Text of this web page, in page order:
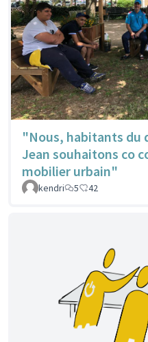
"Nous, habitants du
Jean souhaitons co
mobilier urbain"
kendri 5 42